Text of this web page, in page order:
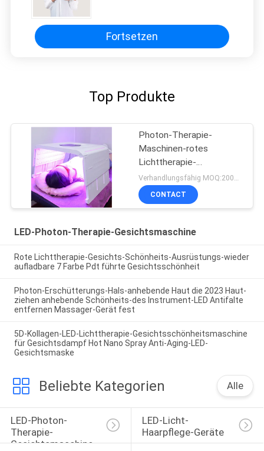
Fortsetzen
Top Produkte
Photon-Therapie-
Maschinen-rotes
Lichttherapie-
Körperpflege-Gerät 7
Farbeled
Verhandlungsfähig MOQ:200pcs
CONTACT
LED-Photon-Therapie-Gesichtsmaschine
Rote Lichttherapie-Gesichts-Schönheits-Ausrüstungs-wieder
aufladbare 7 Farbe Pdt führte Gesichtsschönheit
Photon-Erschütterungs-Hals-anhebende Haut die 2023 Haut-
ziehen anhebende Schönheits-des Instrument-LED Antifalte
entfernen Massager-Gerät fest
5D-Kollagen-LED-Lichttherapie-Gesichtsschönheitsmaschine
für Gesichtsdampf Hot Nano Spray Anti-Aging-LED-
Gesichtsmaske
Beliebte Kategorien Alle
LED-Photon-
Therapie-
Gesichtsmaschine
LED-Licht-
Haarpflege-Geräte